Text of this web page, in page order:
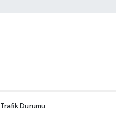
Trafik Durumu